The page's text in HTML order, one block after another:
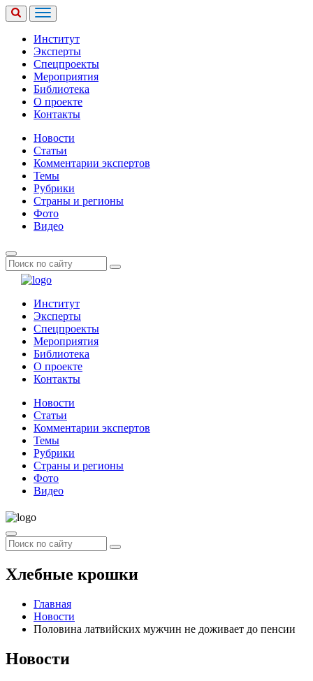
Институт
Эксперты
Спецпроекты
Мероприятия
Библиотека
О проекте
Контакты
Новости
Статьи
Комментарии экспертов
Темы
Рубрики
Страны и регионы
Фото
Видео
Институт
Эксперты
Спецпроекты
Мероприятия
Библиотека
О проекте
Контакты
Новости
Статьи
Комментарии экспертов
Темы
Рубрики
Страны и регионы
Фото
Видео
Хлебные крошки
Главная
Новости
Половина латвийских мужчин не доживаeт до пенсии
Новости